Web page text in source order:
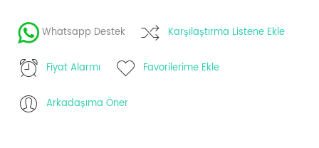
Whatsapp Destek Karşılaştırma Listene Ekle
Fiyat Alarmı Favorilerime Ekle
Arkadaşıma Öner